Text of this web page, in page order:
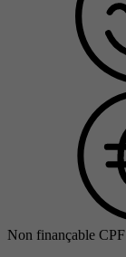
Non finançable CPF